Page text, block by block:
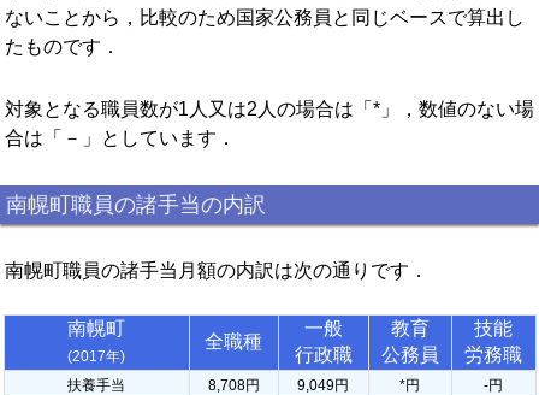
ないことから，比較のため国家公務員と同じベースで算出し
たものです．
対象となる職員数が1人又は2人の場合は「*」，数値のない場
合は「－」としています．
南幌町職員の諸手当の内訳
南幌町職員の諸手当月額の内訳は次の通りです．
南幌町
(2017年)
全職種
一般
行政職
教育
公務員
技能
労務職
扶養手当 8,708円 9,049円 *円
-円